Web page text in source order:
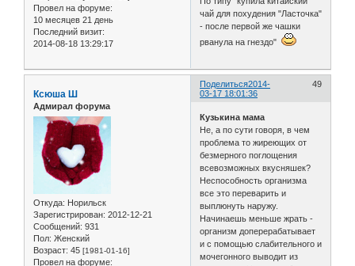
Провел на форуме:
10 месяцев 21 день
Последний визит:
2014-08-18 13:29:17
чай для похудения "Ласточка"
- после первой же чашки
рванула на гнездо"
Поделиться 49
2014-
03-17 18:01:36
Ксюша Ш
Адмирал форума
Откуда: Норильск
Зарегистрирован: 2012-12-21
Сообщений: 931
Пол: Женский
Возраст: 45 [1981-01-16]
Провел на форуме:
Кузькина мама
Не, а по сути говоря, в чем
проблема то жиреющих от
безмерного поглощения
всевозможных вкусняшек?
Неспособность организма
все это переварить и
выплюнуть наружу.
Начинаешь меньше жрать -
организм доперерабатывает
и с помощью слабительного и
мочегонного выводит из